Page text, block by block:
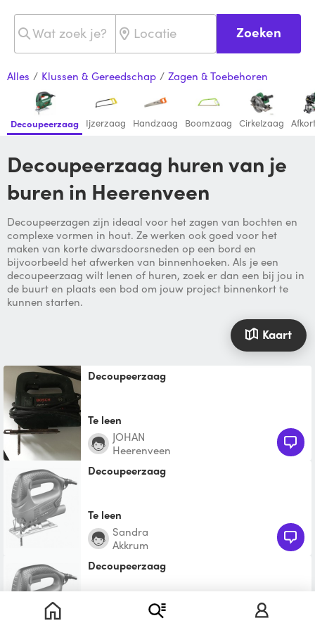
Zoeken
Alles / Klussen & Gereedschap / Zagen & Toebehoren
Decoupeerzaag Ijzerzaag Handzaag Boomzaag Cirkelzaag
Decoupeerzaag huren van je
buren in Heerenveen
Decoupeerzagen zijn ideaal voor het zagen van bochten en
complexe vormen in hout. Ze werken ook goed voor het
maken van korte dwarsdoorsneden op een bord en
bijvoorbeeld het afwerken van binnenhoeken. Als je een
decoupeerzaag wilt lenen of huren, zoek er dan een bij jou in
de buurt en plaats een bod om jouw project binnenkort te
kunnen starten.
Kaart
Decoupeerzaag
Te leen
JOHAN
Heerenveen
Decoupeerzaag
Te leen
Sandra
Akkrum
decoupeerzaag